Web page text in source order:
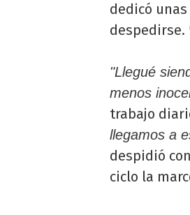
dedicó
despedirse.
"Llegué
menos
trabajo
llegamos a
despidió
ciclo la